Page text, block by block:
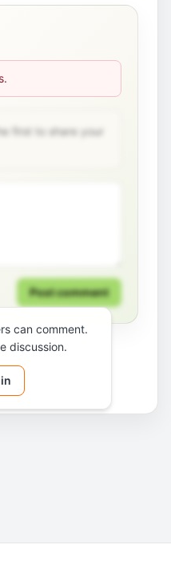
first to share your
Post comment
can comment.
discussion.